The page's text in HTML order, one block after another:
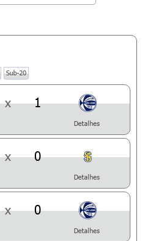
Sub-20
x 1
Detalhes
x 0
Detalhes
x 0
Detalhes